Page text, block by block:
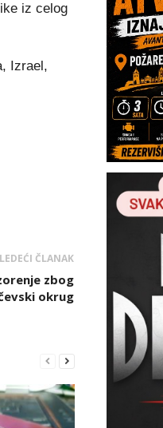
iz celog
Izrael,
ČLANAK
zbog
okrug